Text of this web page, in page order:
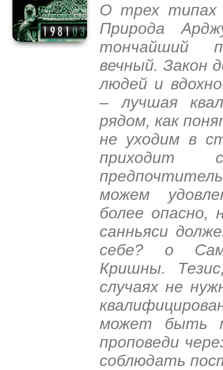
О трех типах
Природа
тончайший
вечный. Закон
людей и
– лучшая
рядом, как
не уходим в
приходит
можем
более опасно,
санньяси
себе? о
Кришны.
случаях не
может быть
проповеди
соблюдать